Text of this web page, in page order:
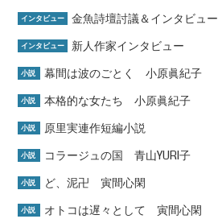
インタビュー 金魚詩壇討議＆インタビュー
インタビュー 新人作家インタビュー
小説 幕間は波のごとく 小原眞紀子
小説 本格的な女たち 小原眞紀子
小説 原里実連作短編小説
小説 コラージュの国 青山YURI子
小説 ど、泥卍 寅間心閑
小説 オトコは遅々として 寅間心閑